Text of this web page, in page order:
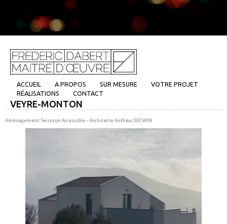
ACCUEIL A PROPOS SUR MESURE
VOTRE PROJET
RÉALISATIONS
CONTACT
VEYRE-MONTON
Aménagement Terrasse Accessible – Architecte Anthéa CRESPIN